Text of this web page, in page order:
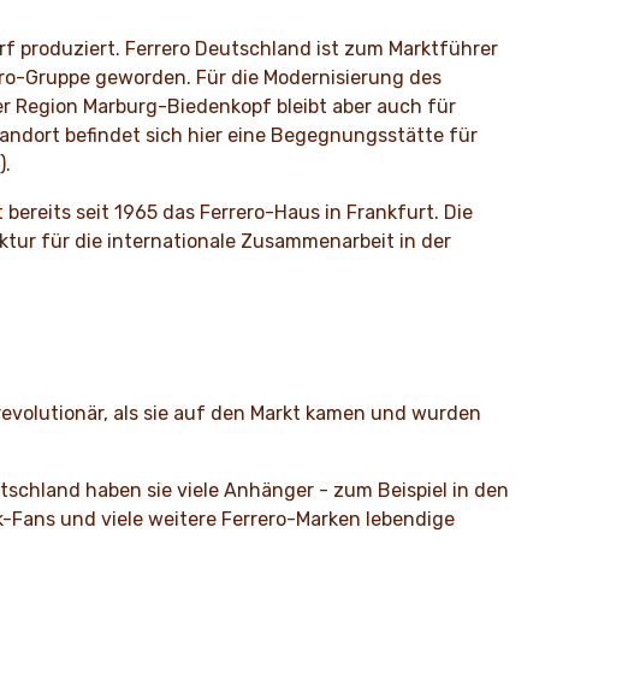
produziert. Ferrero Deutschland ist zum Marktführer
Gruppe geworden. Für die Modernisierung des
Region Marburg-Biedenkopf bleibt aber auch für
befindet sich hier eine Begegnungsstätte für
seit 1965 das Ferrero-Haus in Frankfurt. Die
für die internationale Zusammenarbeit in der
als sie auf den Markt kamen und wurden
haben sie viele Anhänger - zum Beispiel in den
und viele weitere Ferrero-Marken lebendige